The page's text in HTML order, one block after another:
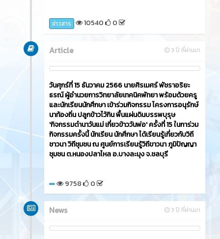
ข่าวสาร 10540 0
3 ปี ที่ผ่านมา
Article
วันศุกร์ที่ 15 ธันวาคม 2566​ นายศิรเมศร์ พัชราอริยะ
ธรณ์ ผู้อำนวยการวิทยาลัยเทคนิคพัทยา พร้อมด้วยครู
และนักเรียนนักศึกษา เข้าร่วมกิจกรรม โครงการอนุรักษ์
นาท้องถิ่น ปลูกข้าวไว้กิน พื้นแผ่นดินบรรพบุรุษ
'กิจกรรมดำนาวันแม่ เกี่ยวข้าววันพ่อ' ครั้งที่ 15 ในการ่วม
กิจกรรมครั้งนี้ นักเรียน นักศึกษา ได้เรียนรู้เกี่ยวกับวิถี
ชาวนา วิถีชุมชน ณ ศูนย์การเรียนรู้วิถีขาวนา ภูมิปัญญา
ชุมชน ต.หนองปลาไหล อ.บางละมุง จ.ชลบุรี
9758 0
3 ปี ที่ผ่านมา
News